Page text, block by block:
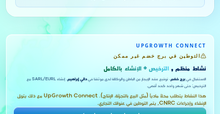
UPGROWTH CONNECT
التوطين في برج خضم غير ممكن
نشاط منظم , الترخيص + الإنشاء بالكامل
الاستقبال في برج خضم ، توقيع عقد الإيجار من الباطن والوكالة لدى موثقنا فيدالي إبراهيم
. إنشاء SARL/EURL مع
الترخيص: حتى شهر واحد كحد أقصى.
هذا النشاط يتطلب محلاً مادياً (مثل البيع بالتجزئة، الإنتاج). UpGrowth Connect مع ذلك يتولى
الإنشاء وإجراءات CNRC, يتم التوطين في عنوانك التجاري.